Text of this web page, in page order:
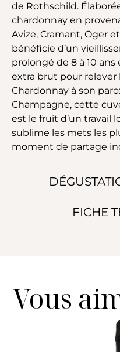
FICHE
de Rothschild.
chardonnay en
Avize, Cramant, Oger
bénéficie d’un
prolongé de 8 à 10 ans
extra brut pour relever
Chardonnay à son
Champagne, cette
est le fruit d’un travail
sublime les mets les
moment de partage
Vous